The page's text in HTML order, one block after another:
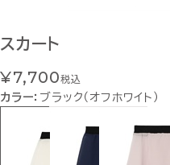
スカート
¥7,700税込
カラー： ブラック（オフホワイト）